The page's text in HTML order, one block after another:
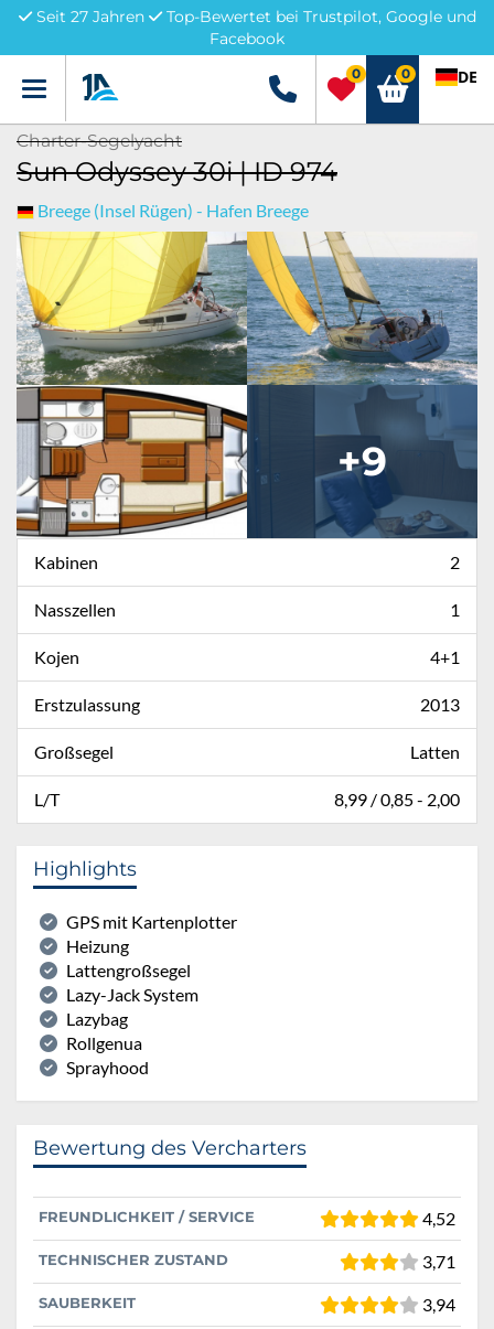
Seit 27 Jahren
Top-Bewertet bei Trustpilot, Google und
Facebook
Menü +49 5741 3222690
0 0 DE
Charter-Segelyacht
Sun Odyssey 30i | ID 974
Breege (Insel Rügen) - Hafen Breege
+9
Kabinen 2
Nasszellen 1
Kojen 4+1
Erstzulassung 2013
Großsegel Latten
L/T 8,99 / 0,85 - 2,00
Highlights
GPS mit Kartenplotter
Heizung
Lattengroßsegel
Lazy-Jack System
Lazybag
Rollgenua
Sprayhood
Bewertung des Vercharters
FREUNDLICHKEIT / SERVICE 4,52
TECHNISCHER ZUSTAND 3,71
SAUBERKEIT 3,94